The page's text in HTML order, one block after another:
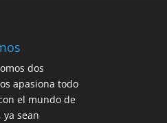
dos
apasiona todo
el mundo de
ya sean